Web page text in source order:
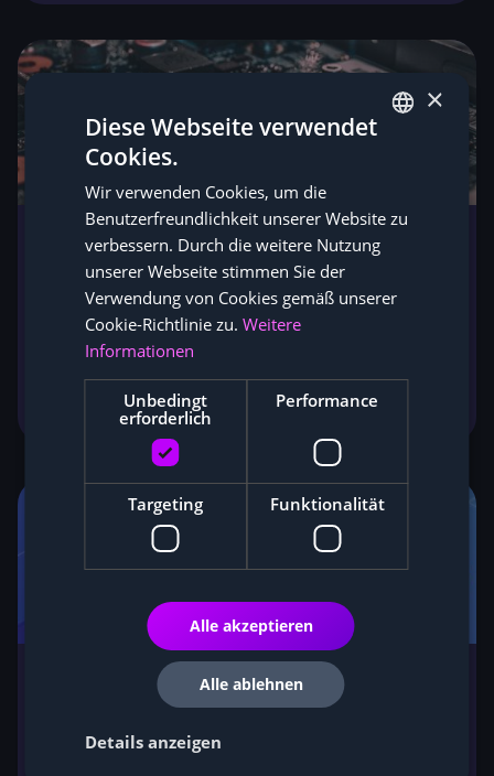
Mining Mainboard Ratgeber - erst nach
dem Lesen kaufen
Mining-Mainboard-Ratgeber: worauf es bei PCIe-
Slots, Stabilität und Kompatibilität ankommt -
unsere Tipps für das perfekte GPU-Rig-
Fundament.
Was ist Litecoin und wie funktioniert
Litecoin-Mining?
×
Diese Webseite verwendet
Cookies.
Wir verwenden Cookies, um die
Benutzerfreundlichkeit unserer Website zu
verbessern. Durch die weitere Nutzung
unserer Webseite stimmen Sie der
Verwendung von Cookies gemäß unserer
Cookie-Richtlinie zu. Weitere
Informationen
Unbedingt
erforderlich
Performance
Targeting Funktionalität
Alle akzeptieren
Alle ablehnen
Details anzeigen